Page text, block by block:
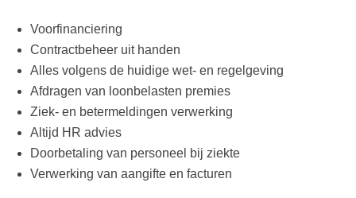
Voorfinanciering
Contractbeheer uit handen
Alles volgens de huidige wet- en regelgeving
Afdragen van loonbelasten premies
Ziek- en betermeldingen verwerking
Altijd HR advies
Doorbetaling van personeel bij ziekte
Verwerking van aangifte en facturen